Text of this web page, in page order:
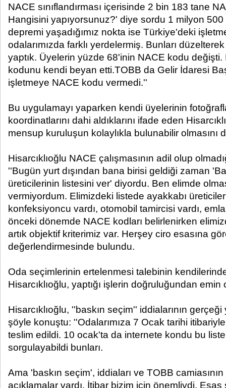
NACE sınıflandırması içerisinde 2 bin 183 tane
Hangisini yapıyorsunuz?' diye sordu 1 milyon
depremi yaşadığımız nokta ise Türkiye'deki
odalarımızda farklı yerdelermiş. Bunları
yaptık. Üyelerin yüzde 68'inin NACE kodu
kodunu kendi beyan etti.TOBB da Gelir İdaresi
işletmeye NACE kodu vermedi.''
Bu uygulamayı yaparken kendi üyelerinin
koordinatlarını dahi aldıklarını ifade eden
mensup kuruluşun kolaylıkla bulunabilir olmasını
Hisarcıklıoğlu NACE çalışmasının adil olup
''Bugün yurt dışından bana birisi geldiği zaman
üreticilerinin listesini ver' diyordu. Ben elimde
vermiyordum. Elimizdeki listede ayakkabı
konfeksiyoncu vardı, otomobil tamircisi vardı,
önceki dönemde NACE kodları belirlenirken
artık objektif kriterimiz var. Herşey ciro esasına
değerlendirmesinde bulundu.
Oda seçimlerinin ertelenmesi talebinin
Hisarcıklıoğlu, yaptığı işlerin doğruluğundan emin
Hisarcıklıoğlu, ''baskın seçim'' iddialarının gerçeği
şöyle konuştu: ''Odalarımıza 7 Ocak tarihi
teslim edildi. 10 ocak'ta da internete kondu bu
sorgulayabildi bunları.
Ama 'baskın seçim', iddiaları ve TOBB camiasının
açıklamalar vardı. İtibar bizim için önemliydi.